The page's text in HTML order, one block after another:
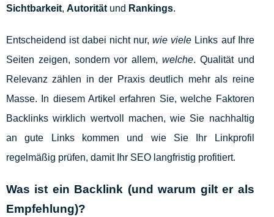
Sichtbarkeit, Autorität und Rankings.
Entscheidend ist dabei nicht nur,wie viele Links auf Ihre
Seiten zeigen, sondern vor allem, welche. Qualität und
Relevanz zählen in der Praxis deutlich mehr als reine
Masse. In diesem Artikel erfahren Sie, welche Faktoren
Backlinks wirklich wertvoll machen, wie Sie nachhaltig
an gute Links kommen und wie Sie Ihr Linkprofil
regelmäßig prüfen, damit Ihr SEO langfristig profitiert.
Was ist ein Backlink (und warum gilt er als
Empfehlung)?